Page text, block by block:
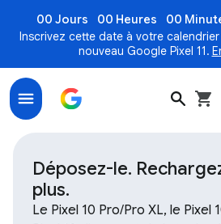
00 Jours 00 Heures 00
Inscrivez cette date à votre
nouveau Google Pixel 11.
Déposez-le.
plus.
Le Pixel 10 Pro/Pro XL, le Pixel